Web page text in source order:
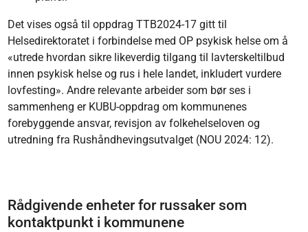
Det vises også til oppdrag TTB2024-17 gitt til
Helsedirektoratet i forbindelse med OP psykisk helse om å
«utrede hvordan sikre likeverdig tilgang til lavterskeltilbud
innen psykisk helse og rus i hele landet, inkludert vurdere
lovfesting». Andre relevante arbeider som bør ses i
sammenheng er KUBU-oppdrag om kommunenes
forebyggende ansvar, revisjon av folkehelseloven og
utredning fra Rushåndhevingsutvalget (NOU 2024: 12).
Rådgivende enheter for russaker som
kontaktpunkt i kommunene